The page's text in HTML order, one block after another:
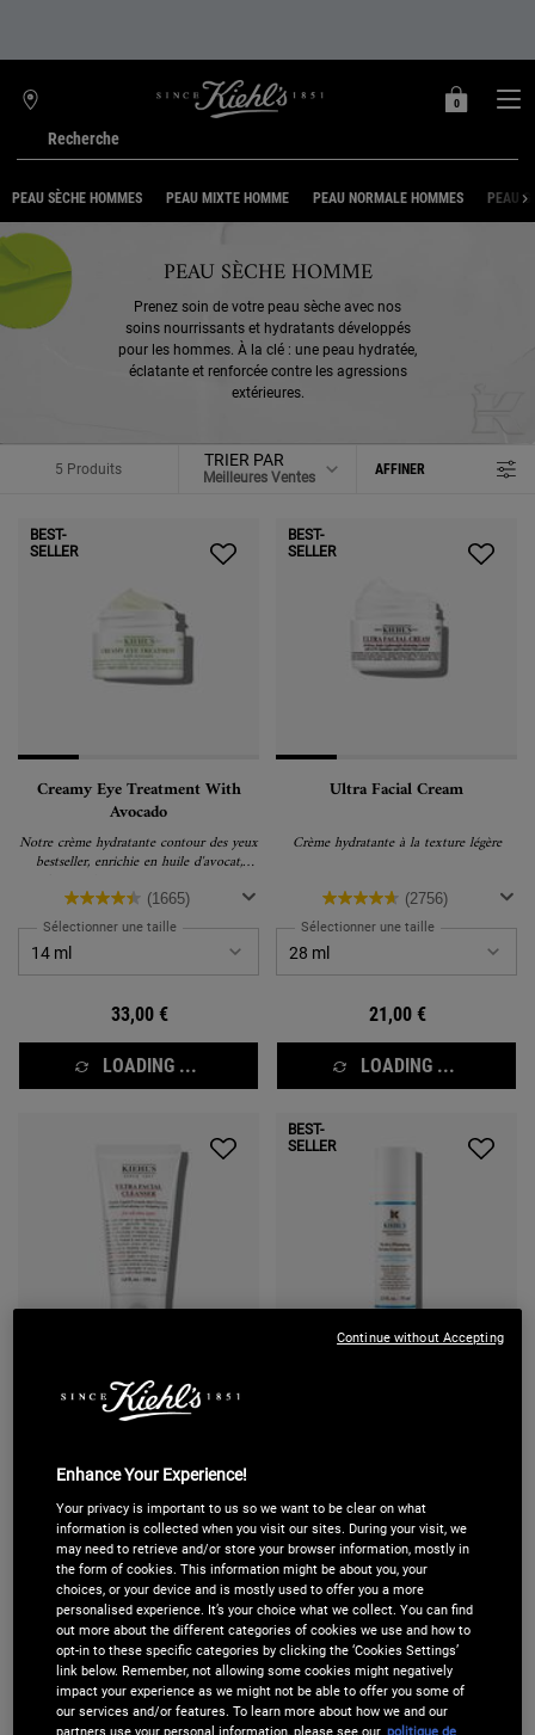
Recherche
TROUVER
BOUTIQUE
MON
0
0 PRODUIT
Main content
PEAU SÈCHE HOMMES PEAU MIXTE HOMME PEAU NORMALE HOMMES PEAU
PEAU SÈCHE HOMME
Prenez soin de votre peau sèche avec nos
soins nourrissants et hydratants développés
pour les hommes.​ À la clé : une peau hydratée,
éclatante et renforcée contre les agressions
extérieures.​
5 Produits TRIER PAR AFFINER
MENU DE FILTRAGE
BEST-
SELLER
Creamy Eye Treatment With
Avocado
Notre crème hydratante contour des yeux
bestseller, enrichie en huile d'avocat,
lisser et illuminer la zone sous les yeux
dès la première application.
(1665)
Sélectionner une taille
33,00 €
LOADING ...
BEST-
SELLER
Ultra Facial Cream
Crème hydratante à la texture légère
(2756)
Sélectionner une taille
21,00 €
LOADING ...
Ultra Facial Cleanser
sébum sans la dessécher.
Sélectionner une taille
25,00 €
LOADING ...
BEST-
SELLER
plus élastique en une semaine seulement
Sélectionner une taille
89,00 €
LOADING ...
Enhance Your Experience!
Your privacy is important to us so we want to be clear on what
information is collected when you visit our sites. During your visit, we
may need to retrieve and/or store your browser information, mostly in
the form of cookies. This information might be about you, your
choices, or your device and is mostly used to offer you a more
personalised experience. It’s your choice what we collect. You can find
out more about the different categories of cookies we use and how to
opt-in to these specific categories by clicking the ‘Cookies Settings’
link below. Remember, not allowing some cookies might negatively
impact your experience as we might not be able to offer you some of
our services and/or features. To learn more about how we and our
partners use your personal information, please see our politique de
Continue without Accepting